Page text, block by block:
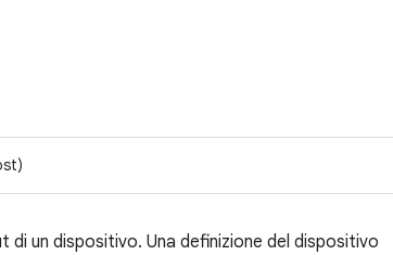
un dispositivo. Una definizione del dispositivo